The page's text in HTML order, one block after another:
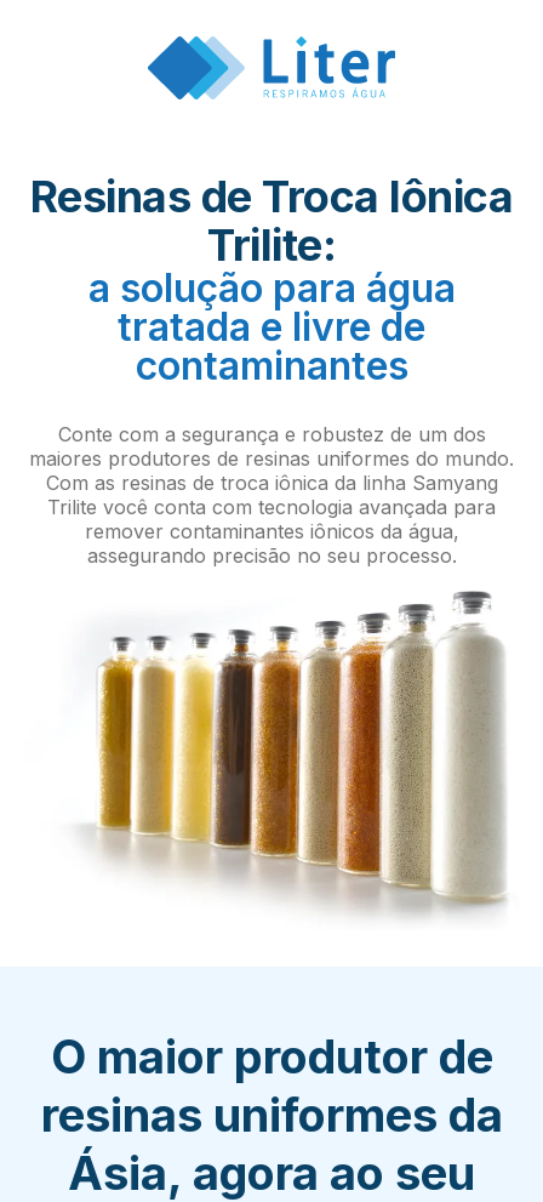
Resinas de Troca Iônica
Trilite:
a solução para água
tratada e livre de
contaminantes
Conte com a segurança e robustez de um dos
maiores produtores de resinas uniformes do mundo.
Com as resinas de troca iônica da linha Samyang
Trilite você conta com tecnologia avançada para
remover contaminantes iônicos da água,
assegurando precisão no seu processo.
O maior produtor de
resinas uniformes da
Ásia, agora ao seu